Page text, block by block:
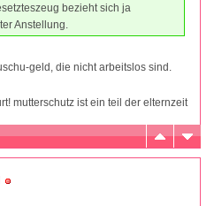
bezieht sich ja
Anstellung.
geld, die nicht arbeitslos sind.
mutterschutz ist ein teil der elternzeit